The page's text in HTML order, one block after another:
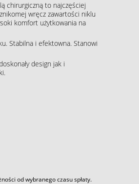
chirurgiczną to najczęściej
wręcz zawartości niklu
komfort użytkowania na
Stabilna i efektowna. Stanowi
design jak i
od wybranego czasu spłaty.